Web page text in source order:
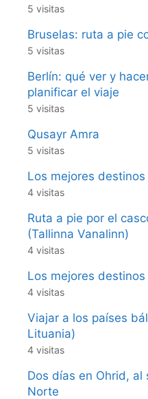
5 visitas
Bruselas: ruta a pie
5 visitas
Berlín: qué ver y
planificar el viaje
5 visitas
Qusayr Amra
5 visitas
Los mejores
4 visitas
Ruta a pie por el
(Tallinna Vanalinn)
4 visitas
Los mejores
4 visitas
Viajar a los países
Lituania)
4 visitas
Dos días en Ohrid,
Norte